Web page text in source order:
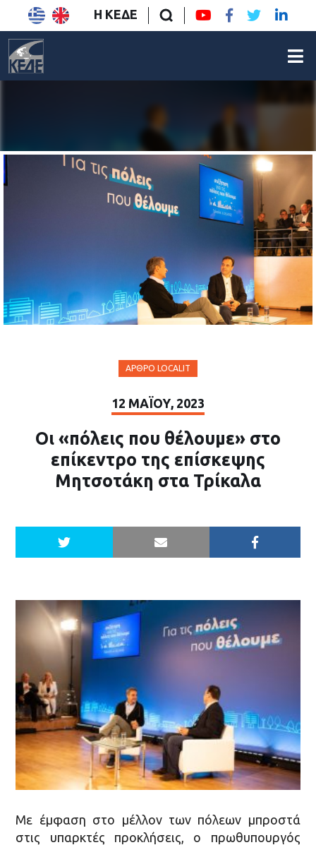
Η ΚΕΔΕ
ΆΡΘΡΟ LOCALIT
12 ΜΑΪ́ΟΥ, 2023
Οι «πόλεις που θέλουμε» στο
επίκεντρο της επίσκεψης
Μητσοτάκη στα Τρίκαλα
Με έμφαση στο μέλλον των πόλεων μπροστά
στις υπαρκτές προκλήσεις, ο πρωθυπουργός